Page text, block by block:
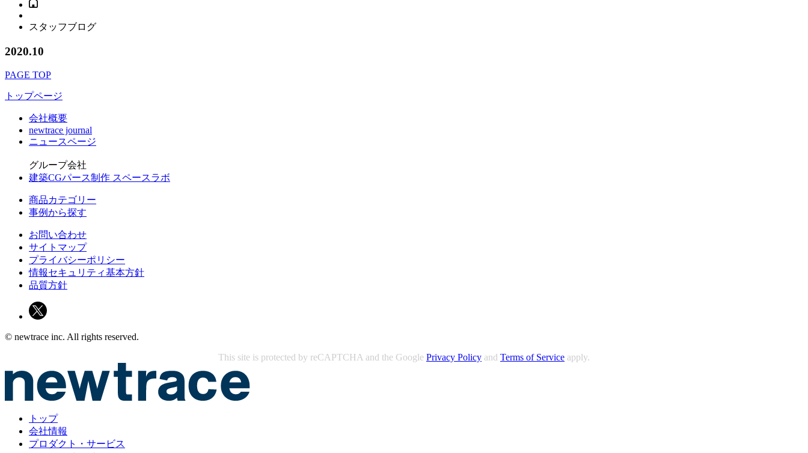
スタッフブログ
2020.10
PAGE TOP
トップページ
会社概要
newtrace journal
ニュースページ
グループ会社
建築CGパース制作 スペースラボ
商品カテゴリー
事例から探す
お問い合わせ
サイトマップ
プライバシーポリシー
情報セキュリティ基本方針
品質方針
© newtrace inc. All rights reserved.
This site is protected by reCAPTCHA and the Google Privacy Policy and Terms of Service apply.
トップ
会社情報
プロダクト・サービス